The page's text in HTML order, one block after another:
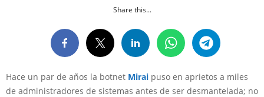
Share this...
Hace un par de años la botnet Mirai puso en aprietos a miles
de administradores de sistemas antes de ser desmantelada; no